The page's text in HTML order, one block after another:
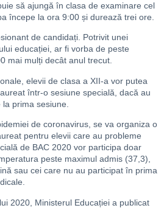
să ajungă în clasa de examinare cel
începe la ora 9:00 și durează trei ore.
de candidați. Potrivit unei
educației, ar fi vorba de peste
mai mulți decât anul trecut.
elevii de clasa a XII-a vor putea
într-o sesiune specială, dacă au
prima sesiune.
de coronavirus, se va organiza o
pentru elevii care au probleme
de BAC 2020 vor participa doar
peste maximul admis (37,3),
sau cei care nu au participat în prima
2020, Ministerul Educației a publicat